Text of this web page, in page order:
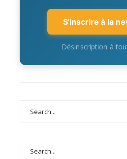
S'inscrire à la
Désinscription à